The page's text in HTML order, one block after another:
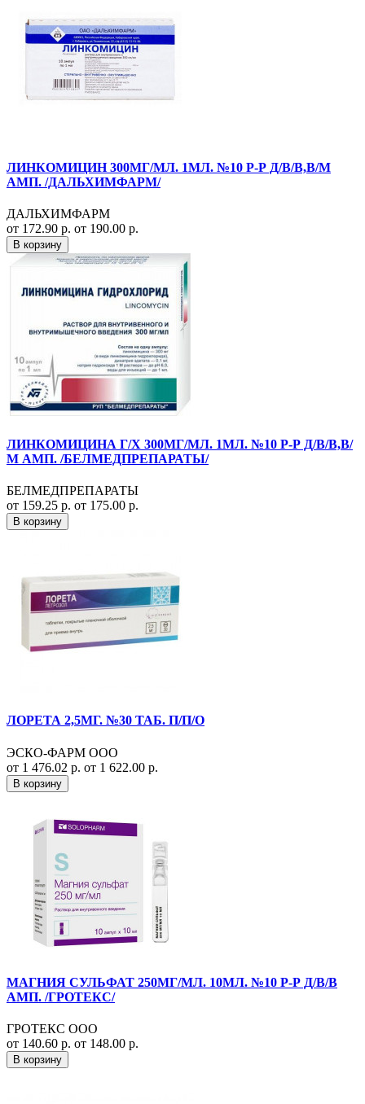
ЛИНКОМИЦИН 300МГ/МЛ. 1МЛ. №10 Р-Р Д/В/В,В/М
АМП. /ДАЛЬХИМФАРМ/
ДАЛЬХИМФАРМ
от 172.90 р. от 190.00 р.
В корзину
ЛИНКОМИЦИНА Г/Х 300МГ/МЛ. 1МЛ. №10 Р-Р Д/В/В,В/
М АМП. /БЕЛМЕДПРЕПАРАТЫ/
БЕЛМЕДПРЕПАРАТЫ
от 159.25 р. от 175.00 р.
В корзину
ЛОРЕТА 2,5МГ. №30 ТАБ. П/П/О
ЭСКО-ФАРМ ООО
от 1 476.02 р. от 1 622.00 р.
В корзину
МАГНИЯ СУЛЬФАТ 250МГ/МЛ. 10МЛ. №10 Р-Р Д/В/В
АМП. /ГРОТЕКС/
ГРОТЕКС ООО
от 140.60 р. от 148.00 р.
В корзину